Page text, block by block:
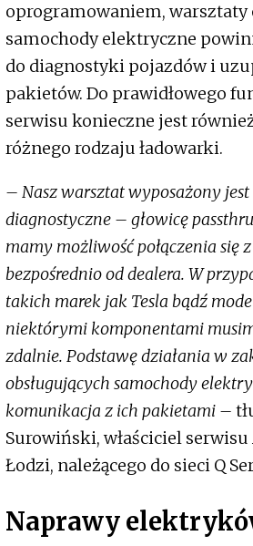
oprogramowaniem, warsztaty
samochody elektryczne
do diagnostyki pojazdów i
pakietów. Do prawidłowego
serwisu konieczne jest
różnego rodzaju ładowarki.
– Nasz warsztat wyposażony
diagnostyczne – głowicę
mamy możliwość połączenia się
bezpośrednio od dealera. W
takich marek jak Tesla bądź
niektórymi komponentami
zdalnie. Podstawę działania w
obsługujących samochody
komunikacja z ich pakietami –
Surowiński, właściciel serwisu
Łodzi, należącego do sieci Q
Naprawy